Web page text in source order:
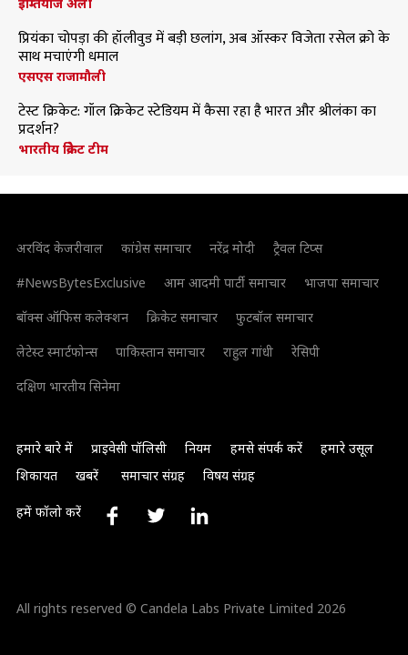
प्रियंका चोपड़ा की हॉलीवुड में बड़ी छलांग, अब ऑस्कर विजेता रसेल क्रो के
साथ मचाएंगी धमाल
एसएस राजामौली
टेस्ट क्रिकेट: गॉल क्रिकेट स्टेडियम में कैसा रहा है भारत और श्रीलंका का
प्रदर्शन?
भारतीय क्रिकेट टीम
अरविंद केजरीवाल कांग्रेस समाचार नरेंद्र मोदी
ट्रैवल टिप्स
#NewsBytesExclusive
आम आदमी पार्टी समाचार
भाजपा समाचार
बॉक्स ऑफिस कलेक्शन
क्रिकेट समाचार
फुटबॉल समाचार
लेटेस्ट स्मार्टफोन्स
पाकिस्तान समाचार राहुल गांधी
रेसिपी
दक्षिण भारतीय सिनेमा
हमारे बारे में प्राइवेसी पॉलिसी नियम हमसे संपर्क करें
हमारे उसूल
शिकायत
खबरें समाचार संग्रह विषय संग्रह
हमें फॉलो करें
All rights reserved © Candela Labs Private Limited 2026